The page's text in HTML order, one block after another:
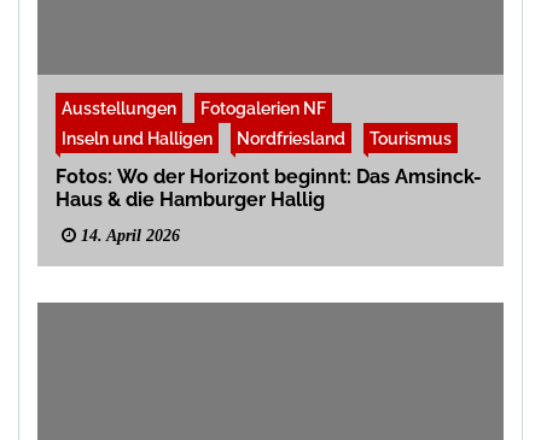
Ausstellungen
Fotogalerien NF
Inseln und Halligen
Nordfriesland Tourismus
Fotos: Wo der Horizont beginnt: Das Amsinck-
Haus & die Hamburger Hallig
14. April 2026